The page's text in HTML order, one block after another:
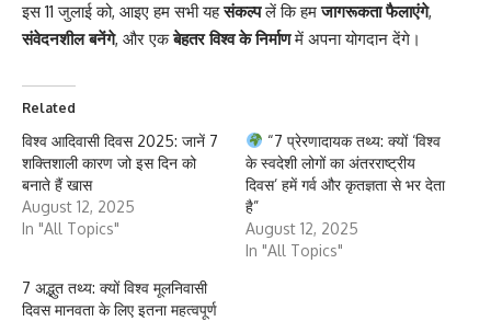
इस 11 जुलाई को, आइए हम सभी यहसंकल्पलें कि हमजागरूकता फैलाएंगे,
संवेदनशील बनेंगे, और एकबेहतर विश्व के निर्माणमें अपना योगदान देंगे।
Related
विश्व आदिवासी दिवस 2025: जानें 7
शक्तिशाली कारण जो इस दिन को
बनाते हैं खास
August 12, 2025
In "All Topics"
“7 प्रेरणादायक तथ्य: क्यों ‘विश्व
के स्वदेशी लोगों का अंतरराष्ट्रीय
दिवस’ हमें गर्व और कृतज्ञता से भर देता
है”
August 12, 2025
In "All Topics"
7 अद्भुत तथ्य: क्यों विश्व मूलनिवासी
दिवस मानवता के लिए इतना महत्वपूर्ण